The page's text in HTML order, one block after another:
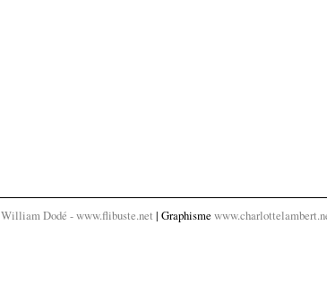
William Dodé - www.flibuste.net | Graphisme